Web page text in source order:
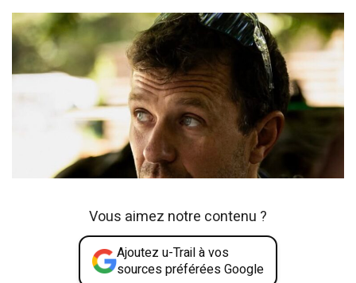
Vous aimez notre contenu ?
Ajoutez u-Trail à vos
sources préférées Google